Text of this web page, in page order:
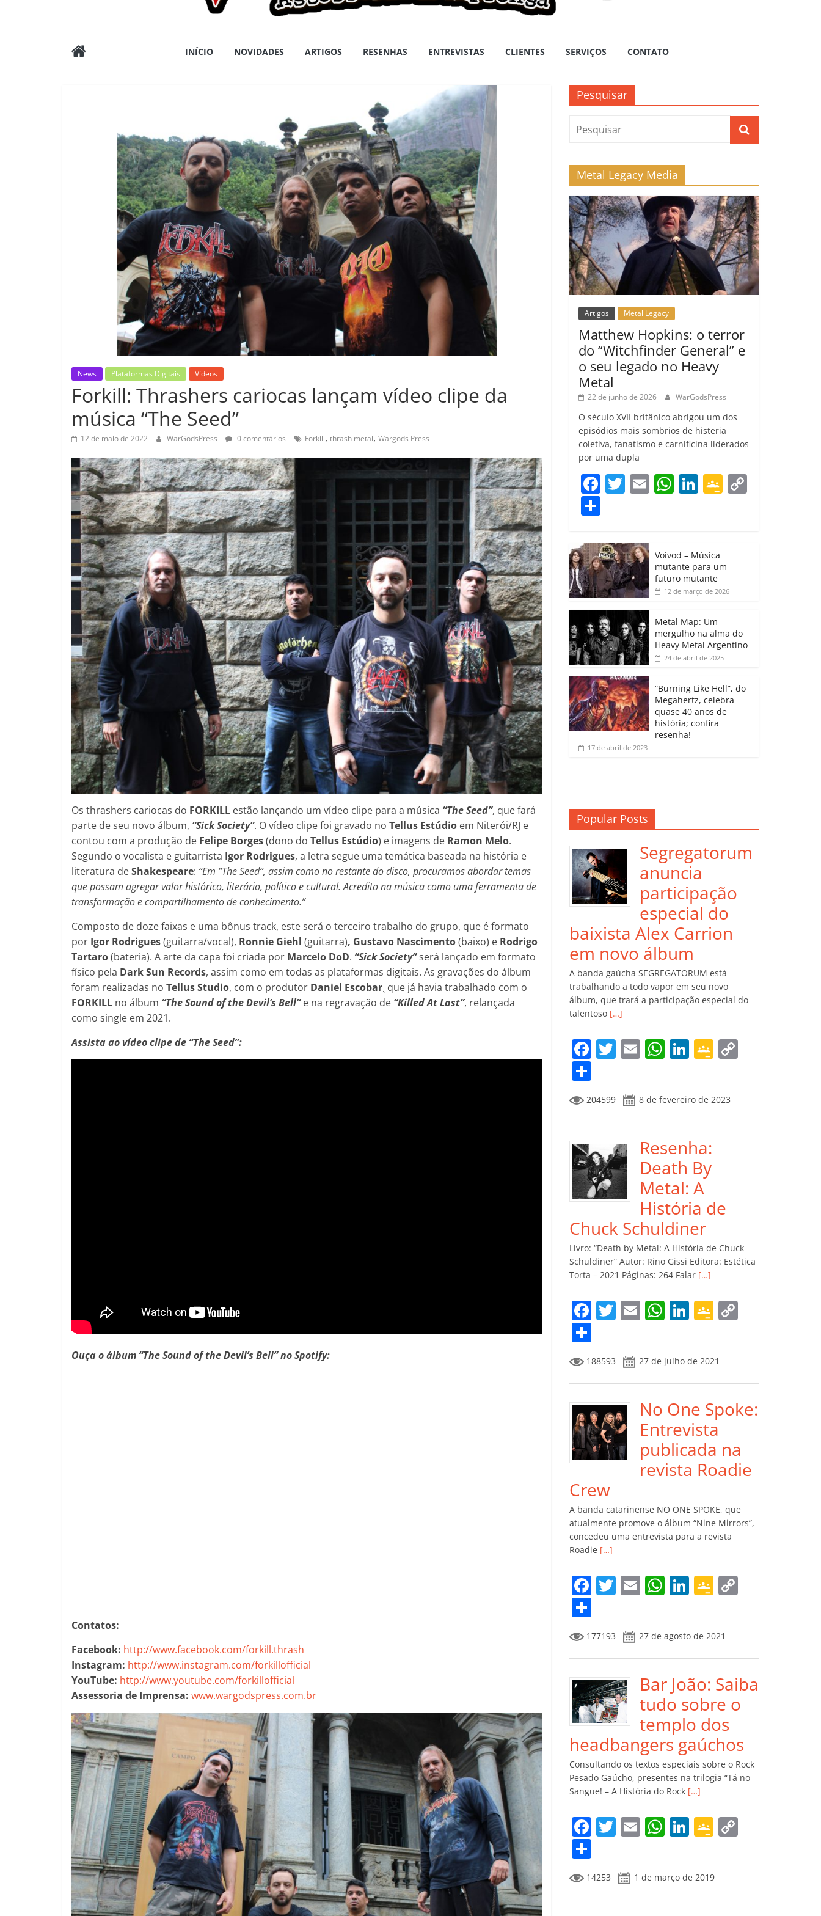
Wargods
INÍCIO NOVIDADES ARTIGOS RESENHAS ENTREVISTAS CLIENTES SERVIÇOS CONTATO
News Plataformas Digitais Vídeos
Forkill: Thrashers cariocas lançam vídeo clipe da
música “The Seed”
12 de maio de 2022 WarGodsPress 0 comentários Forkill, thrash metal, Wargods Press
Os thrashers cariocas do FORKILL estão lançando um vídeo clipe para a música “The Seed”, que fará
parte de seu novo álbum, “Sick Society”. O vídeo clipe foi gravado no Tellus Estúdio em Niterói/RJ e
contou com a produção de Felipe Borges(dono do Tellus Estúdio) e imagens de Ramon Melo.
Segundo o vocalista e guitarrista Igor Rodrigues, a letra segue uma temática baseada na história e
literatura deShakespeare: “Em “The Seed”, assim como no restante do disco, procuramos abordar temas
que possam agregar valor histórico, literário, político e cultural. Acredito na música como uma ferramenta de
transformação e compartilhamento de conhecimento.”
Composto de doze faixas e uma bônus track, este será o terceiro trabalho do grupo, que é formato
por Igor Rodrigues(guitarra/vocal), Ronnie Giehl (guitarra), Gustavo Nascimento(baixo) e Rodrigo
Tartaro(bateria). A arte da capa foi criada por Marcelo DoD. “Sick Society”será lançado em formato
físico pela Dark Sun Records, assim como em todas as plataformas digitais. As gravações do álbum
foram realizadas no Tellus Studio, com o produtor Daniel Escobar¸ que já havia trabalhado com o
FORKILL no álbum “The Sound of the Devil’s Bell”e na regravação de “Killed At Last”, relançada
como single em 2021.
Assista ao vídeo clipe de “The Seed”:
Ouça o álbum “The Sound of the Devil’s Bell” no Spotify:
Contatos:
Facebook: http://www.facebook.com/forkill.thrash
Instagram: http://www.instagram.com/forkillofficial
YouTube: http://www.youtube.com/forkillofficial
Assessoria de Imprensa: www.wargodspress.com.br
Pesquisar
Metal Legacy Media
Artigos Metal Legacy
Matthew Hopkins: o terror
do “Witchfinder General” e
o seu legado no Heavy
Metal
22 de junho de 2026 WarGodsPress
O século XVII britânico abrigou um dos
episódios mais sombrios de histeria
coletiva, fanatismo e carnificina liderados
por uma dupla
F
e
b
o
o
k
T
er
E W
A
p
p
Li
dI
n
G
e
a
ro
o
m
m
p
ar
til
h
ar
Voivod – Música
mutante para um
futuro mutante
12 de março de 2026
Metal Map: Um
mergulho na alma do
Heavy Metal Argentino
24 de abril de 2025
“Burning Like Hell”, do
Megahertz, celebra
quase 40 anos de
história; confira
resenha!
17 de abril de 2023
Popular Posts
Segregatorum
anuncia
participação
especial do
baixista Alex Carrion
em novo álbum
A banda gaúcha SEGREGATORUM está
trabalhando a todo vapor em seu novo
álbum, que trará a participação especial do
talentoso […]
F
e
b
o
o
k
T
itt
er
E
l
W
s
A
p
p
Li
e
dI
n
G
gl
e
ro
m
Li
o
m
p
ar
til
h
ar
204599 8 de fevereiro de 2023
Resenha:
Death By
Metal: A
História de
Chuck Schuldiner
Livro: “Death by Metal: A História de Chuck
Schuldiner” Autor: Rino Gissi Editora: Estética
Torta – 2021 Páginas: 264 Falar […]
F
e
b
o
o
k
T
itt
er
E
l
W
s
A
p
p
Li
e
dI
n
G
gl
e
Cl
a
ss
ro
m
Li
n
o
m
p
ar
til
h
ar
188593 27 de julho de 2021
No One Spoke:
Entrevista
publicada na
revista Roadie
Crew
A banda catarinense NO ONE SPOKE, que
atualmente promove o álbum “Nine Mirrors”,
concedeu uma entrevista para a revista
Roadie […]
F
e
b
o
o
k
T
itt
er
E
l
W
s
A
p
p
Li
e
dI
n
G
gl
e
Cl
a
ss
ro
o
m
Li
n
k
o
m
p
ar
til
h
ar
177193 27 de agosto de 2021
Bar João: Saiba
tudo sobre o
templo dos
headbangers gaúchos
Consultando os textos especiais sobre o Rock
Pesado Gaúcho, presentes na trilogia “Tá no
Sangue! – A História do Rock […]
F
e
T
itt
er
E
l
W
s
Li
e
G
gl
o
m
14253 1 de março de 2019